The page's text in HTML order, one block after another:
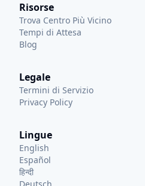
Risorse
Trova Centro Più Vicino
Tempi di Attesa
Blog
Legale
Termini di Servizio
Privacy Policy
Lingue
English
Español
हिन्दी